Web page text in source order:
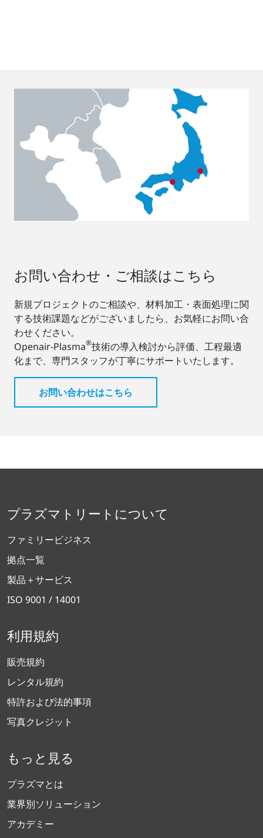
お問い合わせ・ご相談はこちら
新規プロジェクトのご相談や、材料加工・表面処理に関
する技術課題などがございましたら、お気軽にお問い合
わせください。
Openair-Plasma®技術の導入検討から評価、工程最適
化まで、専門スタッフが丁寧にサポートいたします。
お問い合わせはこちら
プラズマトリートについて
ファミリービジネス
拠点一覧
製品＋サービス
ISO 9001 / 14001
利用規約
販売規約
レンタル規約
特許および法的事項
写真クレジット
もっと見る
プラズマとは
業界別ソリューション
アカデミー